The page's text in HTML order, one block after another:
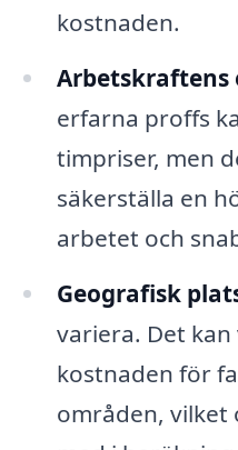
kostnaden.
Arbetskraftens
erfarna proffs
timpriser, men
säkerställa en
arbetet och
Geografisk
variera. Det
kostnaden för
områden, vilket